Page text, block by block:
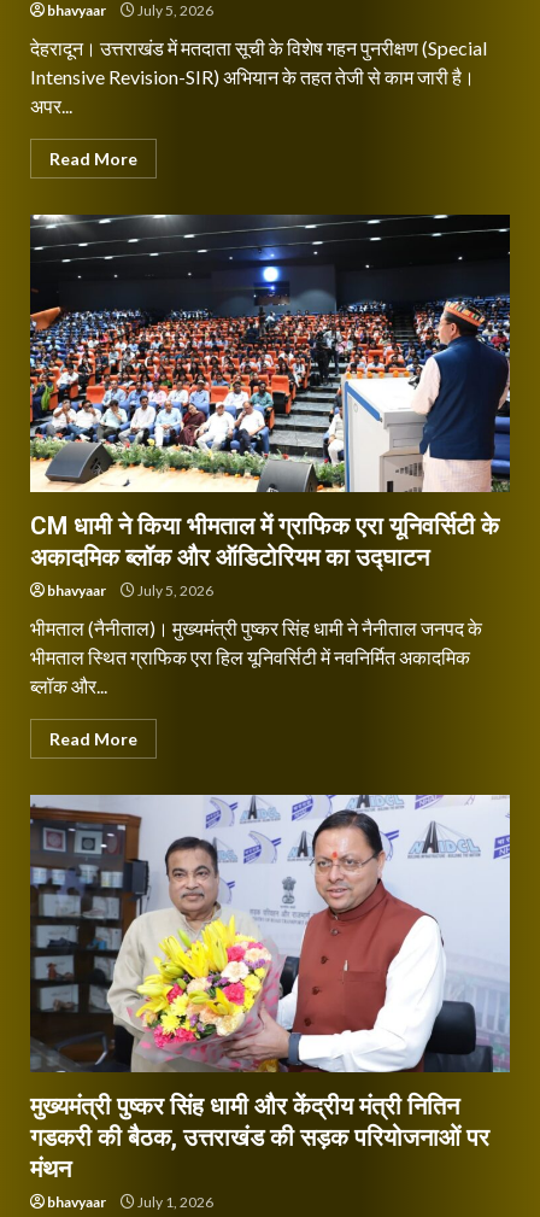
bhavyaar July 5, 2026
देहरादून। उत्तराखंड में मतदाता सूची के विशेष गहन पुनरीक्षण (Special
Intensive Revision-SIR) अभियान के तहत तेजी से काम जारी है।
अपर...
Read More
CM धामी ने किया भीमताल में ग्राफिक एरा यूनिवर्सिटी के
अकादमिक ब्लॉक और ऑडिटोरियम का उद्घाटन
bhavyaar July 5, 2026
भीमताल (नैनीताल)। मुख्यमंत्री पुष्कर सिंह धामी ने नैनीताल जनपद के
भीमताल स्थित ग्राफिक एरा हिल यूनिवर्सिटी में नवनिर्मित अकादमिक
ब्लॉक और...
Read More
मुख्यमंत्री पुष्कर सिंह धामी और केंद्रीय मंत्री नितिन
गडकरी की बैठक, उत्तराखंड की सड़क परियोजनाओं पर
मंथन
bhavyaar July 1, 2026